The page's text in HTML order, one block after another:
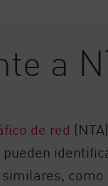
a
de red
pueden